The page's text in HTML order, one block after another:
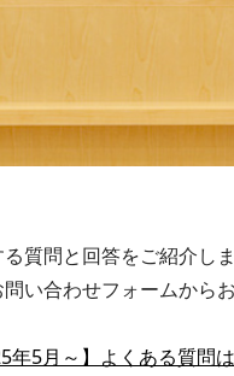
質問と回答をご紹介しま
い合わせフォームから
5月～】よくある質問